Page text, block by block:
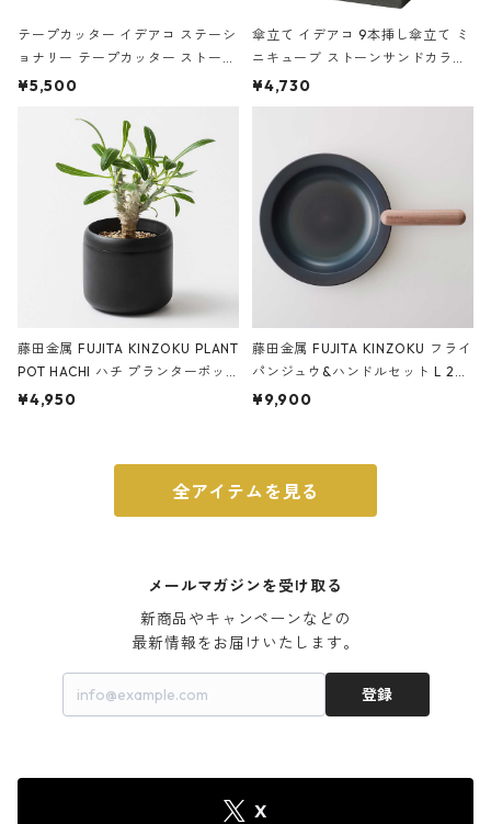
テープカッター イデアコ ステーシ
ョナリー テープカッター ストーン
サンドカラー 石調 ideaco Station
¥5,500
傘立て イデアコ 9本挿し傘立て ミ
ニキューブ ストーンサンドカラー
石調 ideaco Umbrella Stand CUB
E ストーンサンドブラック
¥4,730
藤田金属 FUJITA KINZOKU PLANT
POT HACHI ハチ プランターポッ
ト 3号 ブラック
¥4,950
藤田金属 FUJITA KINZOKU フライ
パンジュウ&ハンドルセット L 24c
m ガス火・IH対応 鉄フライパン
¥9,900
全アイテムを見る
メールマガジンを受け取る
新商品やキャンペーンなどの
最新情報をお届けいたします。
登録
X